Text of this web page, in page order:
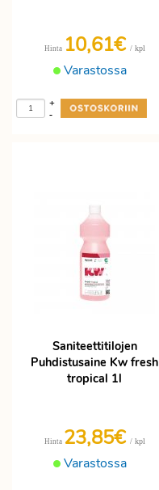
Varastossa
Hinta 10,61€ / kpl
-
+
Saniteettitilojen
Puhdistusaine Kw fresh
tropical 1l
Varastossa
Hinta 23,85€ / kpl